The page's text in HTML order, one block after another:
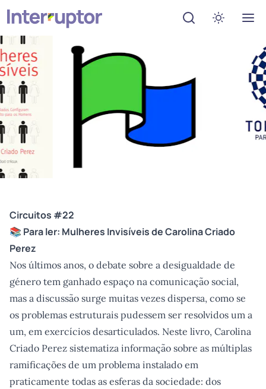
Abrir menu de
Ativar
Circuitos #22
📚 Para ler: Mulheres Invisíveisde Carolina Criado
Perez
Nos últimos anos, o debate sobre a desigualdade de
género tem ganhado espaço na comunicação social,
mas a discussão surge muitas vezes dispersa, como se
os problemas estruturais pudessem ser resolvidos um a
um, em exercícios desarticulados. Neste livro, Carolina
Criado Perez sistematiza informação sobre as múltiplas
ramificações de um problema instalado em
praticamente todas as esferas da sociedade: dos